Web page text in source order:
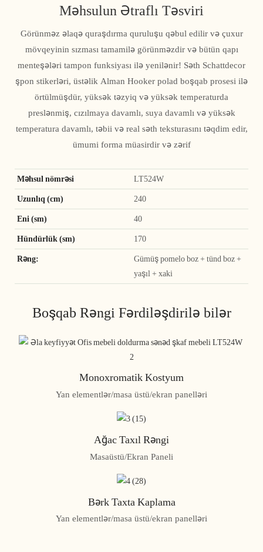
Məhsulun Ətraflı Təsviri
Görünməz əlaqə quraşdırma quruluşu qəbul edilir və çuxur
mövqeyinin sızması tamamilə görünməzdir və bütün qapı
menteşələri tampon funksiyası ilə yenilənir! Səth Schattdecor
şpon stikerləri, üstəlik Alman Hooker polad boşqab prosesi ilə
örtülmüşdür, yüksək təzyiq və yüksək temperaturda
preslənmiş, cızılmaya davamlı, suya davamlı və yüksək
temperatura davamlı, təbii və real səth teksturasını təqdim edir,
ümumi forma müasirdir və zərif
Məhsul nömrəsi LT524W
Uzunlıq (cm) 240
Eni (sm) 40
Hündürlük (sm) 170
Rəng:
Gümüş pomelo boz + tünd boz +
yaşıl + xaki
Boşqab Rəngi ​​Fərdiləşdirilə bilər
Monoxromatik Kostyum
Yan elementlər/masa üstü/ekran panelləri
Ağac Taxıl Rəngi
Masaüstü/Ekran Paneli
Bərk Taxta Kaplama
Yan elementlər/masa üstü/ekran panelləri